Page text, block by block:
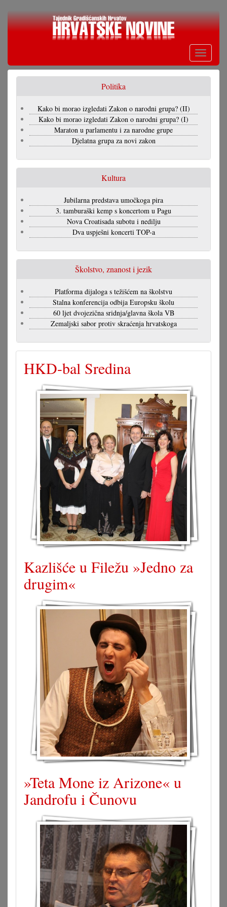
Skoči
Toggle
Politika
Kako bi morao izgledati Zakon o narodni grupa? (II)
Kako bi morao izgledati Zakon o narodni grupa? (I)
Maraton u parlamentu i za narodne grupe
Djelatna grupa za novi zakon
Kultura
Jubilarna predstava umočkoga pira
3. tamburaški kemp s koncertom u Pagu
Nova Croatisada subotu i nedilju
Dva uspješni koncerti TOP-a
Školstvo, znanost i jezik
Platforma dijaloga s težišćem na školstvu
Stalna konferencija odbija Europsku školu
60 ljet dvojezična sridnja/glavna škola VB
Zemaljski sabor protiv skraćenja hrvatskoga
HKD-bal Sredina
Kazlišće u Filežu »Jedno za
drugim«
»Teta Mone iz Arizone« u
Jandrofu i Čunovu